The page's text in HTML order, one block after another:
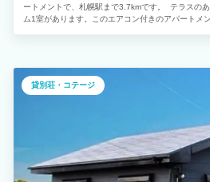
ートメントで、札幌駅まで3.7kmです。 テラスの
ム1室があります。このエアコン付きのアパートメ
貸別荘・コテージ